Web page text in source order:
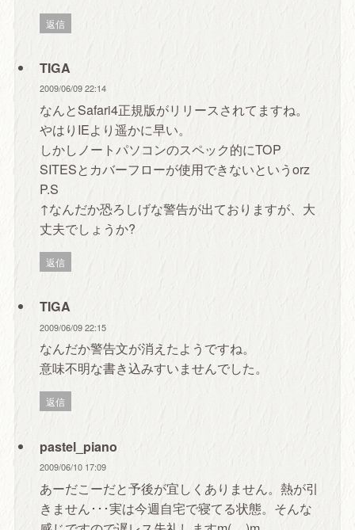
返信
TIGA
2009/06/09 22:14
なんとSafari4正規版がリリースされてますね。
やはりIEより遥かに早い。
しかしノートパソコンのスペック的にTOP
SITESとカバーフローが使用できないというorz
P.S
↑なんだか恐ろしげな警告が出ておりますが、大
丈夫でしょうか?
返信
TIGA
2009/06/09 22:15
なんだか警告文が消えたようですね。
意味不明な書き込みすいませんでした。
返信
pastel_piano
2009/06/10 17:09
あーだこーだと予後が宜しくありません。熱が引
きません･･･実は今週自宅で寝てる状態。そんな